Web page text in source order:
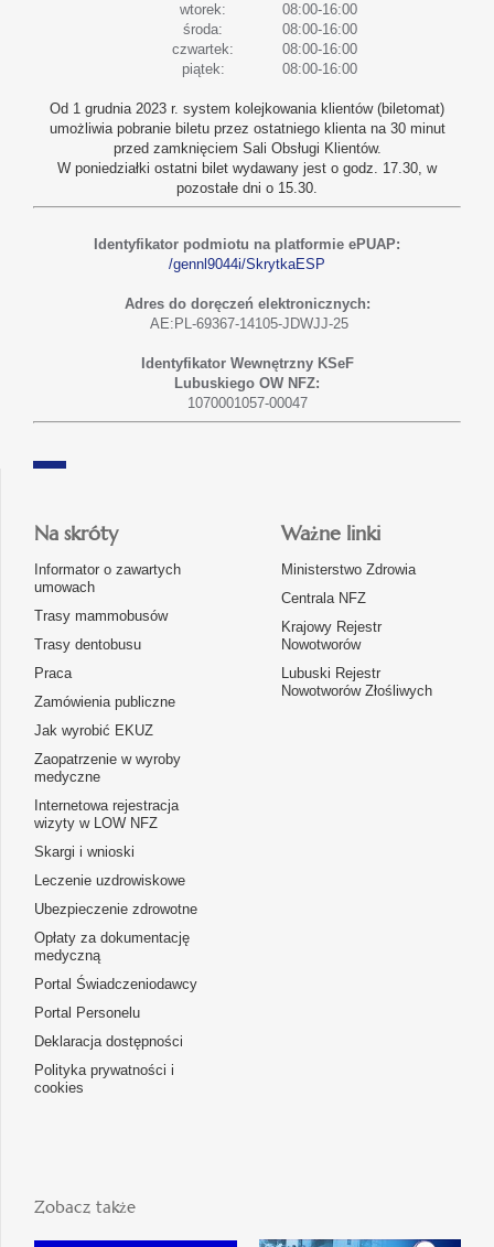
wtorek:
08:00-16:00
środa:
08:00-16:00
czwartek:
08:00-16:00
piątek:
08:00-16:00
Od 1 grudnia 2023 r. system kolejkowania klientów (biletomat)
umożliwia pobranie biletu przez ostatniego klienta na 30 minut
przed zamknięciem Sali Obsługi Klientów.
W poniedziałki ostatni bilet wydawany jest o godz. 17.30, w
pozostałe dni o 15.30.
Identyfikator podmiotu na platformie ePUAP:
/gennl9044i/SkrytkaESP
Adres do doręczeń elektronicznych:
AE:PL-69367-14105-JDWJJ-25
Identyfikator Wewnętrzny KSeF
Lubuskiego OW NFZ:
1070001057-00047
Na skróty
Informator o zawartych
umowach
Trasy mammobusów
Trasy dentobusu
Praca
Zamówienia publiczne
Jak wyrobić EKUZ
Zaopatrzenie w wyroby
medyczne
Internetowa rejestracja
wizyty w LOW NFZ
Skargi i wnioski
Leczenie uzdrowiskowe
Ubezpieczenie zdrowotne
Opłaty za dokumentację
medyczną
Portal Świadczeniodawcy
Portal Personelu
Deklaracja dostępności
Polityka prywatności i
cookies
Ważne linki
Ministerstwo Zdrowia
Centrala NFZ
Krajowy Rejestr
Nowotworów
Lubuski Rejestr
Nowotworów Złośliwych
Zobacz także